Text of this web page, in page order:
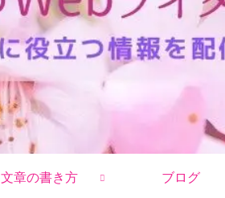
文章の書き方 ブログ